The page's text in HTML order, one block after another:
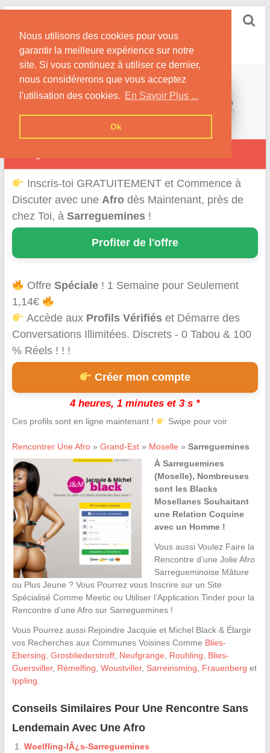
Nous utilisons des cookies pour vous
garantir la meilleure expérience sur notre
site. Si vous continuez à utiliser ce dernier,
nous considérerons que vous acceptez
l'utilisation des cookies. En Savoir Plus ...
Ok
Skip
content
Conseils pour des Rencontres Coquines avec des
Afros !
Inscris-toi GRATUITEMENT et Commence à
Discuter avec une Afrodès Maintenant, près de
chez Toi, à Sarreguemines!
Profiter de l'offre
OffreSpéciale ! 1 Semaine pour Seulement
1,14€
Accède aux Profils Vérifiés et Démarre des
Conversations Illimitées. Discrets - 0 Tabou & 100
% Réels ! ! !
Créer mon compte
4 heures, 1 minutes et 3 s *
Ces profils sont en ligne maintenant ! Swipe pour voir
Rencontrer Une Afro» Grand-Est» Moselle » Sarreguemines
À Sarreguemines
(Moselle), Nombreuses
sont les Blacks
Mosellanes Souhaitant
une Relation Coquine
avec un Homme !
Vous aussi Voulez Faire la
Rencontre d’une Jolie Afro
Sarregueminoise Mâture
ou Plus Jeune ? Vous Pourrez vous Inscrire sur un Site
Spécialisé Comme Meetic ou Utiliser l’Application Tinder pour la
Rencontre d’une Afro sur Sarreguemines !
Vous Pourrez aussi Rejoindre Jacquie et Michel Black & Élargir
vos Recherches aux Communes Voisines Comme Blies-
Ebersing Grosbliederstroff, Neufgrange Rouhling
Blies-
Guersviller, Rémelfing Woustviller, Sarreinsming Frauenberg et
Ippling
Conseils Similaires Pour Une Rencontre Sans
Lendemain Avec Une Afro
Woelfling-lÃ¿s-Sarreguemines